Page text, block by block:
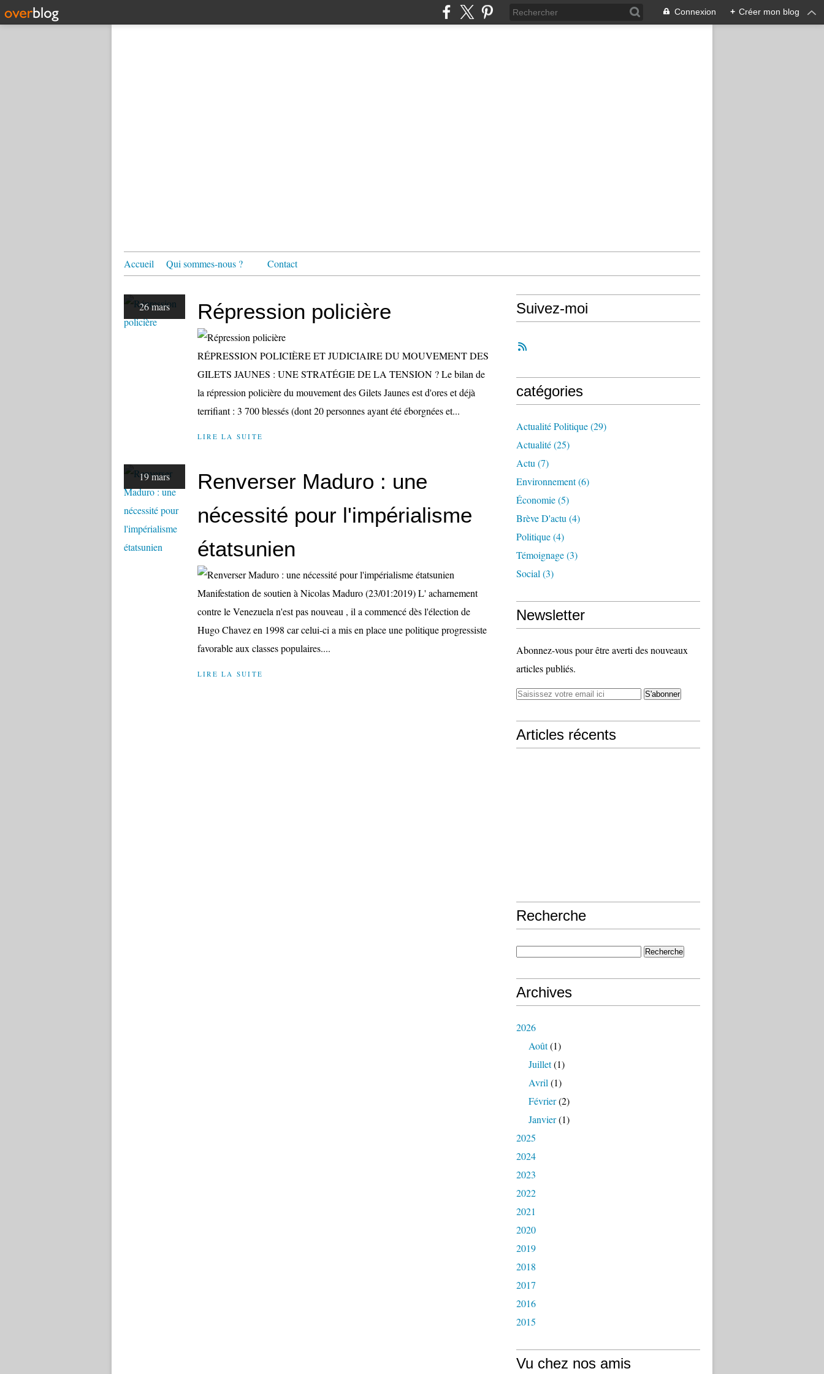
Connexion + Créer mon blog
Accueil Qui sommes-nous ? Contact
26 mars Répression policière
RÉPRESSION POLICIÈRE ET JUDICIAIRE DU MOUVEMENT DES
GILETS JAUNES : UNE STRATÉGIE DE LA TENSION ? Le bilan de
la répression policière du mouvement des Gilets Jaunes est d'ores et déjà
terrifiant : 3 700 blessés (dont 20 personnes ayant été éborgnées et...
LIRE LA SUITE
19 mars
Renverser Maduro : une
nécessité pour l'impérialisme
étatsunien
Manifestation de soutien à Nicolas Maduro (23/01:2019) L' acharnement
contre le Venezuela n'est pas nouveau , il a commencé dès l'élection de
Hugo Chavez en 1998 car celui-ci a mis en place une politique progressiste
favorable aux classes populaires....
LIRE LA SUITE
Suivez-moi
catégories
Actualité Politique(29)
Actualité(25)
Actu (7)
Environnement(6)
Économie(5)
Brève D'actu (4)
Politique(4)
Témoignage(3)
Social (3)
Newsletter
Abonnez-vous pour être averti des nouveaux
articles publiés.
Articles récents
Recherche
Archives
2026
Août(1)
Juillet(1)
Avril (1)
Février(2)
Janvier(1)
2025
2024
2023
2022
2021
2020
2019
2018
2017
2016
2015
Vu chez nos amis